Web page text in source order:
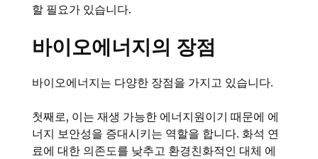
할 필요가 있습니다.
바이오에너지의 장점
바이오에너지는 다양한 장점을 가지고 있습니다.
첫째로, 이는 재생 가능한 에너지원이기 때문에 에
너지 보안성을 증대시키는 역할을 합니다. 화석 연
료에 대한 의존도를 낮추고 환경친화적인 대체 에